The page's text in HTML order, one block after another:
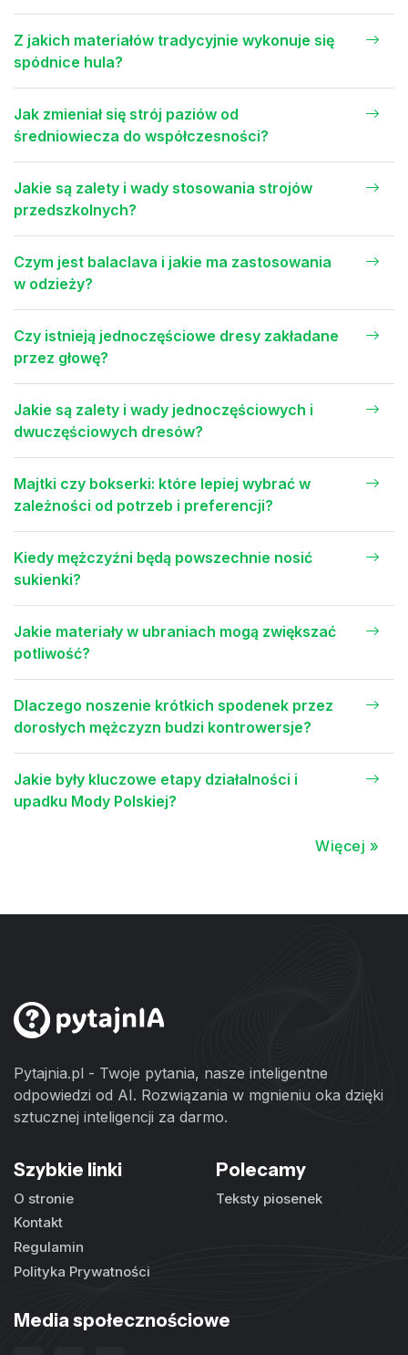
Z jakich materiałów tradycyjnie wykonuje się
spódnice hula?
Jak zmieniał się strój paziów od
średniowiecza do współczesności?
Jakie są zalety i wady stosowania strojów
przedszkolnych?
Czym jest balaclava i jakie ma zastosowania
w odzieży?
Czy istnieją jednoczęściowe dresy zakładane
przez głowę?
Jakie są zalety i wady jednoczęściowych i
dwuczęściowych dresów?
Majtki czy bokserki: które lepiej wybrać w
zależności od potrzeb i preferencji?
Kiedy mężczyźni będą powszechnie nosić
sukienki?
Jakie materiały w ubraniach mogą zwiększać
potliwość?
Dlaczego noszenie krótkich spodenek przez
dorosłych mężczyzn budzi kontrowersje?
Jakie były kluczowe etapy działalności i
upadku Mody Polskiej?
Więcej »
Pytajnia.pl - Twoje pytania, nasze inteligentne
odpowiedzi od AI. Rozwiązania w mgnieniu oka dzięki
sztucznej inteligencji za darmo.
Szybkie linki
O stronie
Kontakt
Regulamin
Polityka Prywatności
Polecamy
Teksty piosenek
Media społecznościowe